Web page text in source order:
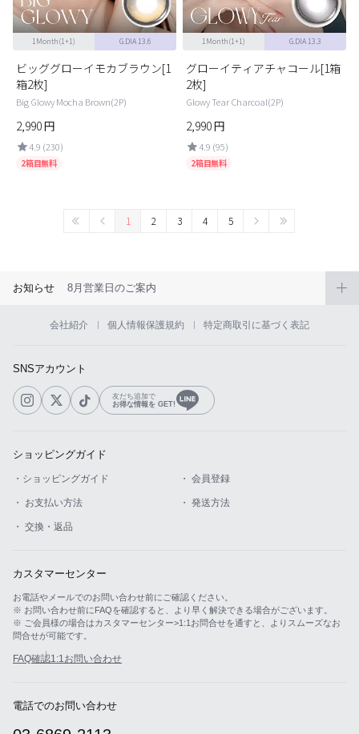
1Month(1+1) G.DIA 13.6
ビッググローイモカブラウン[1
箱2枚]
Big Glowy Mocha Brown(2P)
2,990円
4.9 (230)
2箱目無料
1Month(1+1) G.DIA 13.3
グローイティアチャコール[1箱
2枚]
Glowy Tear Charcoal(2P)
2,990円
4.9 (95)
2箱目無料
1 2 3 4 5
お知らせ 8月営業日のご案内
会社紹介 個人情報保護規約 特定商取引に基づく表記
SNSアカウント
友だち追加で
お得な情報を GET!
ショッピングガイド
・ショッピングガイド ・ 会員登録
・ お支払い方法 ・ 発送方法
・ 交換・返品
カスタマーセンター
お電話やメールでのお問い合わせ前にご確認ください。
※ お問い合わせ前にFAQを確認すると、より早く解決できる場合がございます。
※ ご会員様の場合はカスタマーセンター>1:1お問合せを通すと、よりスムーズなお
問合せが可能です。
FAQ確認1:1お問い合わせ
電話でのお問い合わせ